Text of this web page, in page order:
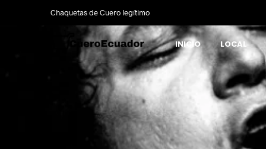
Chaquetas de Cuero legítimo
INICIO LOCAL